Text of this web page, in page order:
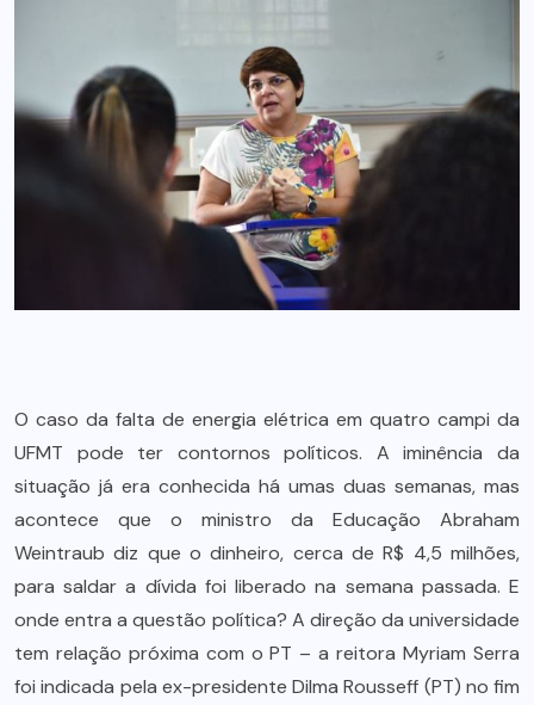
O caso da falta de energia elétrica em quatro campi da
UFMT pode ter contornos políticos. A iminência da
situação já era conhecida há umas duas semanas, mas
acontece que o ministro da Educação Abraham
Weintraub diz que o dinheiro, cerca de R$ 4,5 milhões,
para saldar a dívida foi liberado na semana passada. E
onde entra a questão política? A direção da universidade
tem relação próxima com o PT – a reitora Myriam Serra
foi indicada pela ex-presidente Dilma Rousseff (PT) no fim